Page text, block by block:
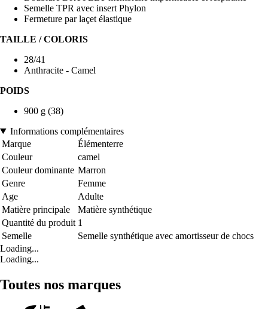
Semelle TPR avec insert Phylon
Fermeture par laçet élastique
TAILLE / COLORIS
28/41
Anthracite - Camel
POIDS
900 g (38)
Informations complémentaires
Marque
Élémenterre
Couleur
camel
Couleur dominante Marron
Genre
Femme
Age
Adulte
Matière principale
Matière synthétique
Quantité du produit 1
Semelle
Semelle synthétique avec amortisseur de chocs
Loading...
Loading...
Toutes nos marques